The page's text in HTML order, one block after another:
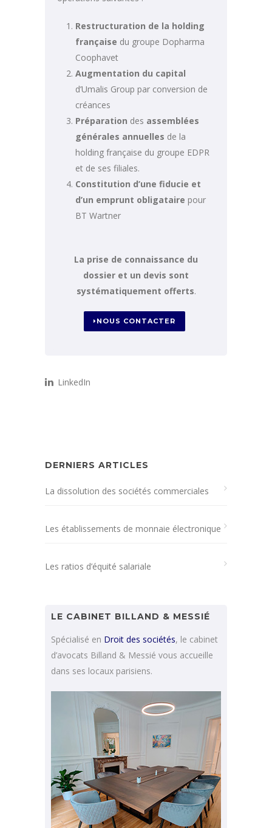
Restructuration de la holding
française du groupe Dopharma
Coophavet
Augmentation du capital
d’Umalis Group par conversion de
créances
Préparation des assemblées
générales annuelles de la
holding française du groupe EDPR
et de ses filiales.
Constitution d’une fiducie et
d’un emprunt obligataire pour
BT Wartner
La prise de connaissance du
dossier et un devis sont
systématiquement offerts.
NOUS CONTACTER
LinkedIn
DERNIERS ARTICLES
La dissolution des sociétés commerciales
Les établissements de monnaie électronique
Les ratios d’équité salariale
LE CABINET BILLAND & MESSIÉ
Spécialisé en Droit des sociétés, le cabinet
d’avocats Billand & Messié vous accueille
dans ses locaux parisiens.